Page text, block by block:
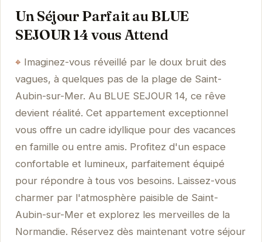
Un Séjour Parfait au BLUE
SEJOUR 14 vous Attend
Imaginez-vous réveillé par le doux bruit des
vagues, à quelques pas de la plage de Saint-
Aubin-sur-Mer. Au BLUE SEJOUR 14, ce rêve
devient réalité. Cet appartement exceptionnel
vous offre un cadre idyllique pour des vacances
en famille ou entre amis. Profitez d'un espace
confortable et lumineux, parfaitement équipé
pour répondre à tous vos besoins. Laissez-vous
charmer par l'atmosphère paisible de Saint-
Aubin-sur-Mer et explorez les merveilles de la
Normandie. Réservez dès maintenant votre séjour